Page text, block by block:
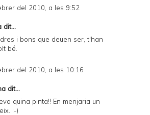
del 2010, a les 9:52
dit...
i bons que deuen ser, t'han
bé.
del 2010, a les 10:16
dit...
quina pinta!! En menjaria un
:-)